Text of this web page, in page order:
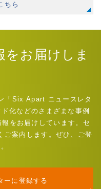
ちら
お届けしま
「Six Apart ニュースレタ
化などのさまざまな事例
をお届けしています。セ
ご案内します。ぜひ、ご登
に登録する